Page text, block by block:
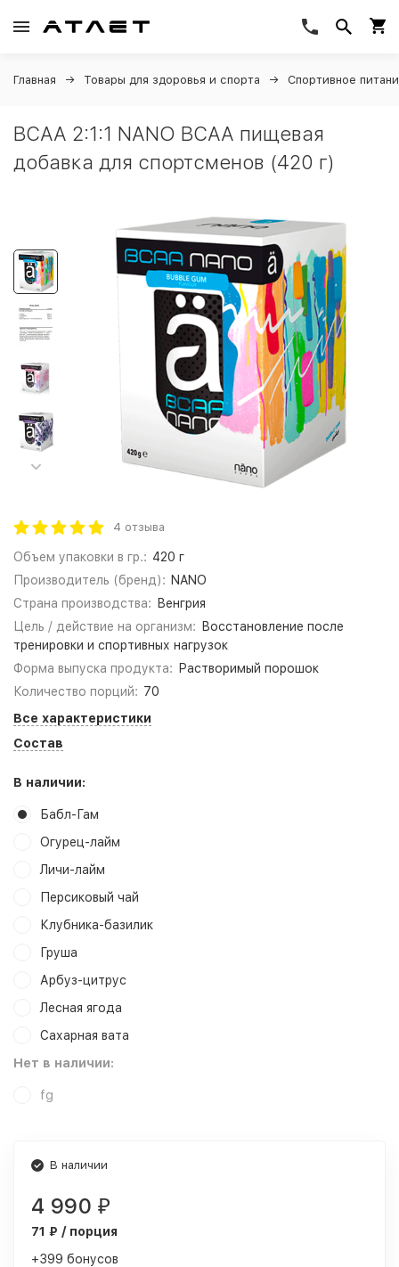
Главная Товары для здоровья и спорта Спортивное
BCAA 2:1:1 NANO BCAA пищевая
добавка для спортсменов (420 г)
4 отзыва
Объем упаковки в гр.: 420 г
Производитель (бренд): NANO
Страна производства:
Венгрия
Цель / действие на организм:
Восстановление после
тренировки и спортивных нагрузок
Форма выпуска продукта:
Растворимый порошок
Количество порций: 70
Все характеристики
Состав
В наличии:
Бабл-Гам
Огурец-лайм
Личи-лайм
Персиковый чай
Клубника-базилик
Груша
Арбуз-цитрус
Лесная ягода
Сахарная вата
Нет в наличии:
fg
В наличии
4 990 ₽
71 ₽ / порция
+399 бонусов